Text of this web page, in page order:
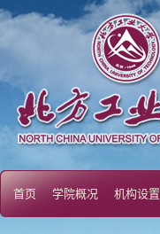
首页 学院概况 机构设置